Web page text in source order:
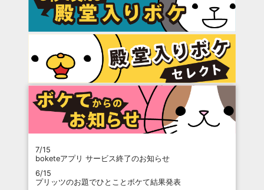
7/15
boketeアプリ サービス終了のお知らせ
6/15
プリッツのお題でひとことボケて結果発表